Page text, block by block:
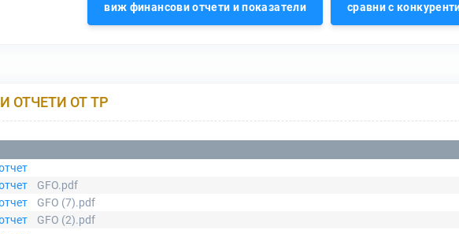
виж финансови отчети и показатели сравни с
ОТЧЕТИ ОТ ТР
GFO.pdf
GFO (7).pdf
GFO (2).pdf